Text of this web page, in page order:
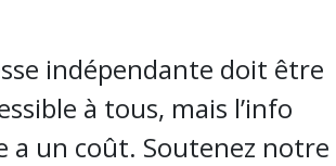
SUIVANT :
indépendante doit être
à tous, mais l’info
a un coût. Soutenez notre